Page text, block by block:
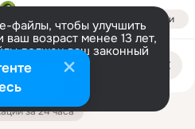
Войти
файлы, чтобы улучшить
ваш возраст менее 13 лет,
должен ваш законный
информации
за 24 часа